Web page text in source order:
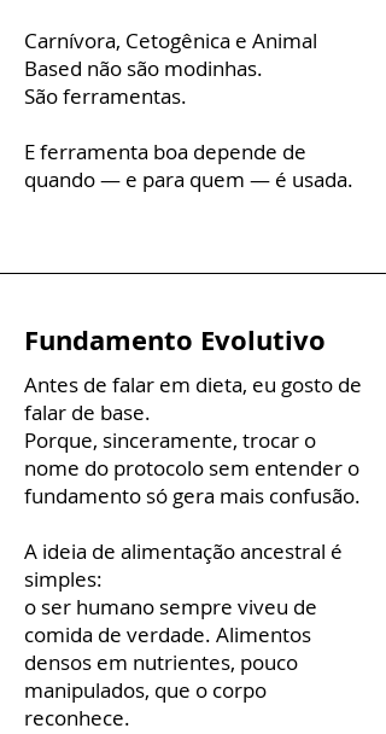
Carnívora, Cetogênica e Animal
Based não são modinhas.
São ferramentas.
E ferramenta boa depende de
quando — e para quem — é usada.
Fundamento Evolutivo
Antes de falar em dieta, eu gosto de
falar de base.
Porque, sinceramente, trocar o
nome do protocolo sem entender o
fundamento só gera mais confusão.
A ideia de alimentação ancestral é
simples:
o ser humano sempre viveu de
comida de verdade. Alimentos
densos em nutrientes, pouco
manipulados, que o corpo
reconhece.